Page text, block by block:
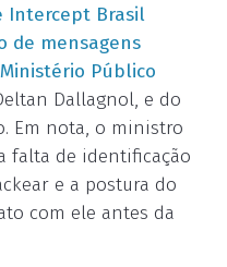
Intercept Brasil
de mensagens
Público
Dallagnol, e do
Em nota, o ministro
falta de identificação
e a postura do
com ele antes da